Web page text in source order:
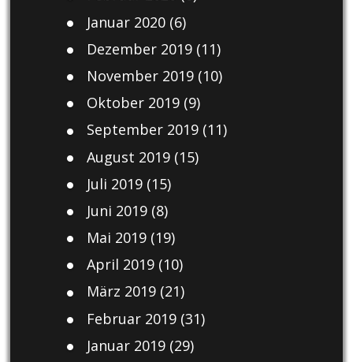
Januar 2020(6)
Dezember 2019(11)
November 2019(10)
Oktober 2019(9)
September 2019(11)
August 2019(15)
Juli 2019(15)
Juni 2019(8)
Mai 2019(19)
April 2019(10)
März 2019(21)
Februar 2019(31)
Januar 2019(29)